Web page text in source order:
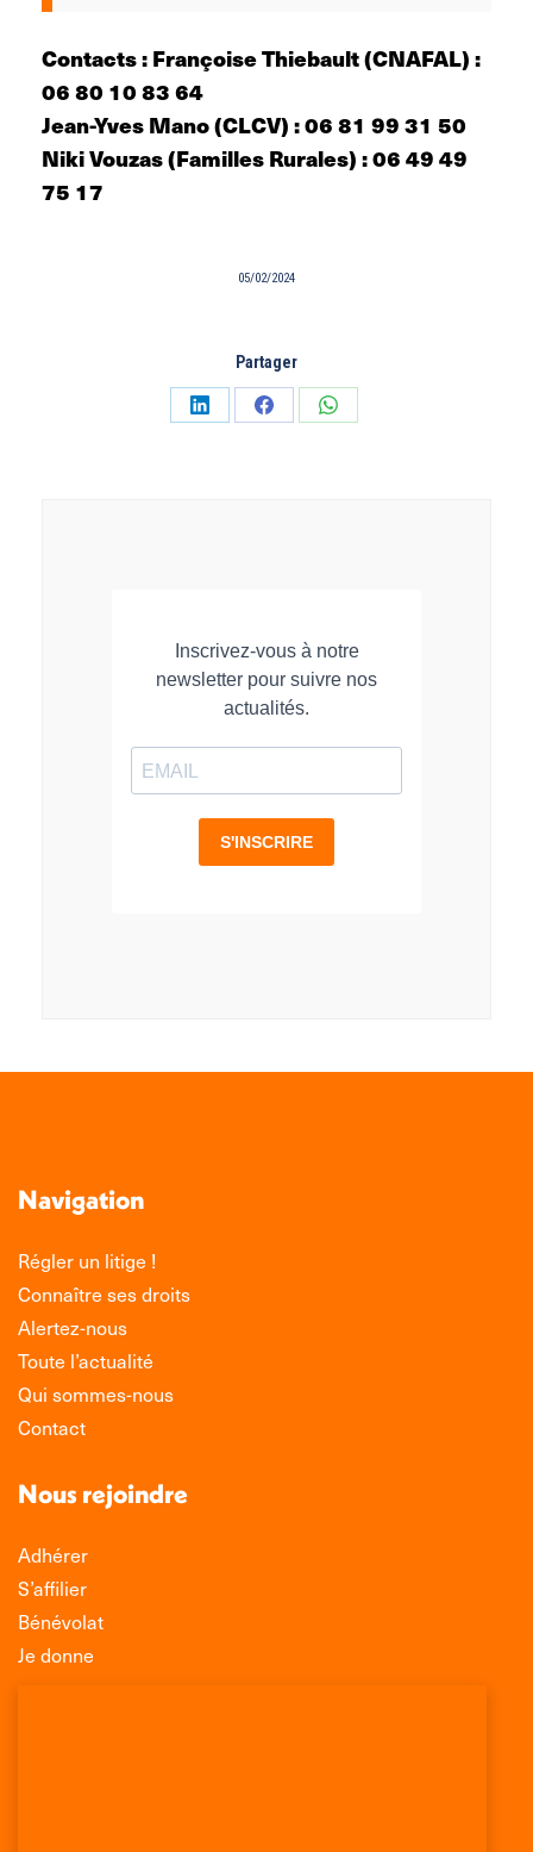
Contacts : Françoise Thiebault (CNAFAL) :
06 80 10 83 64
Jean-Yves Mano (CLCV) : 06 81 99 31 50
Niki Vouzas (Familles Rurales) : 06 49 49
75 17
05/02/2024
Partager
PartagerPartagerPartager
Navigation
Régler un litige !
Connaître ses droits
Alertez-nous
Toute l’actualité
Qui sommes-nous
Contact
Nous rejoindre
Adhérer
S’affilier
Bénévolat
Je donne